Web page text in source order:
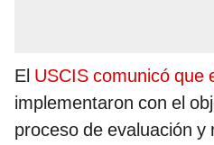
El USCIS comunicó que
implementaron con el
proceso de evaluación y